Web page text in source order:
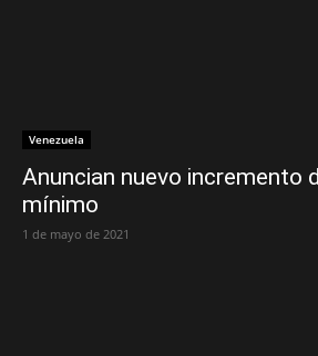
Venezuela
Anuncian nuevo incremento
mínimo
1 de mayo de 2021